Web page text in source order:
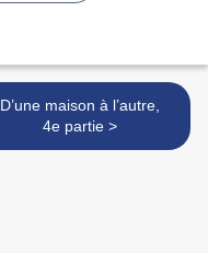
D’une maison à l’autre,
4e partie >